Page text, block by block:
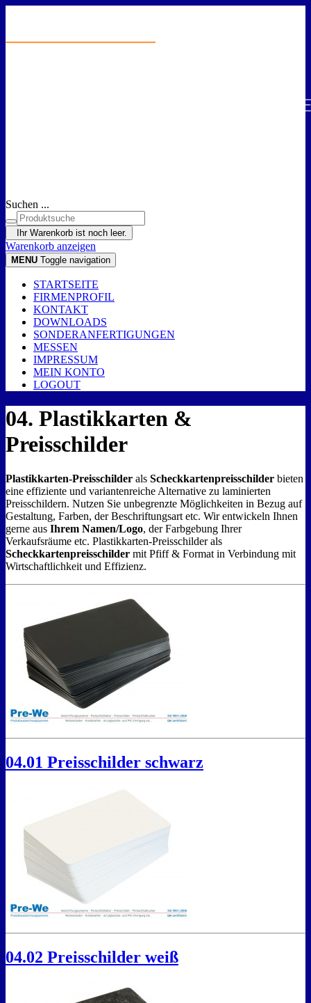
Suchen ...
Ihr Warenkorb ist noch leer.
Warenkorb anzeigen
MENU Toggle navigation
STARTSEITE
FIRMENPROFIL
KONTAKT
DOWNLOADS
SONDERANFERTIGUNGEN
MESSEN
IMPRESSUM
MEIN KONTO
LOGOUT
04. Plastikkarten &
Preisschilder
Plastikkarten-Preisschilder als Scheckkartenpreisschilder bieten
eine effiziente und variantenreiche Alternative zu laminierten
Preisschildern. Nutzen Sie unbegrenzte Möglichkeiten in Bezug auf
Gestaltung, Farben, der Beschriftungsart etc. Wir entwickeln Ihnen
gerne aus Ihrem Namen/Logo, der Farbgebung Ihrer
Verkaufsräume etc. Plastikkarten-Preisschilder als
Scheckkartenpreisschilder mit Pfiff & Format in Verbindung mit
Wirtschaftlichkeit und Effizienz.
04.01 Preisschilder schwarz
04.02 Preisschilder weiß